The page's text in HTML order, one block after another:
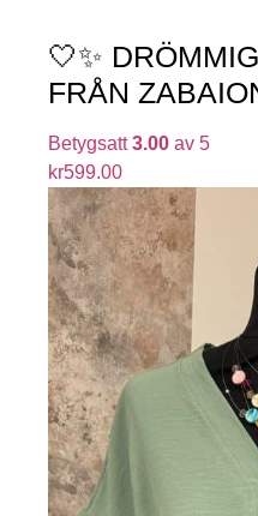
🤍✨
FRÅN
Betygsatt3.00 av 5
kr599.00